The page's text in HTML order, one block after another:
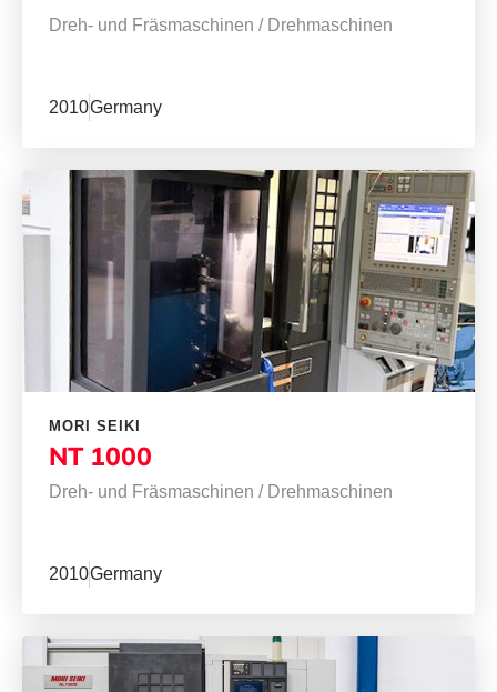
Dreh- und Fräsmaschinen / Drehmaschinen
2010Germany
MORI SEIKI
NT 1000
Dreh- und Fräsmaschinen / Drehmaschinen
2010Germany